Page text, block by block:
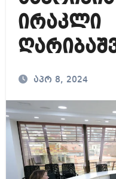
ირაკლი
აპრ 8, 2024